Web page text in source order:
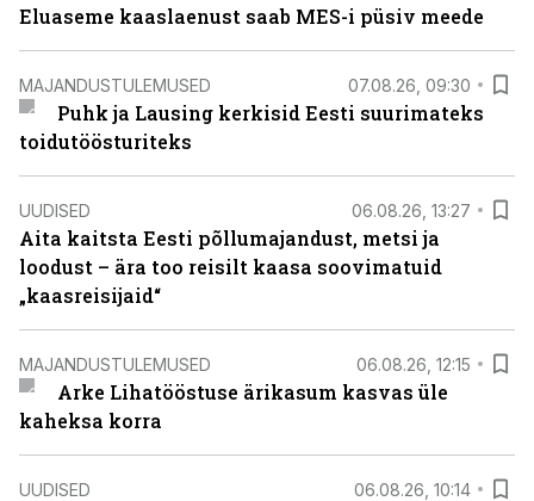
Eluaseme kaaslaenust saab MES-i püsiv meede
MAJANDUSTULEMUSED 07.08.26, 09:30
Puhk ja Lausing kerkisid Eesti suurimateks
toidutöösturiteks
UUDISED 06.08.26, 13:27
Aita kaitsta Eesti põllumajandust, metsi ja
loodust – ära too reisilt kaasa soovimatuid
„kaasreisijaid“
MAJANDUSTULEMUSED 06.08.26, 12:15
Arke Lihatööstuse ärikasum kasvas üle
kaheksa korra
UUDISED 06.08.26, 10:14